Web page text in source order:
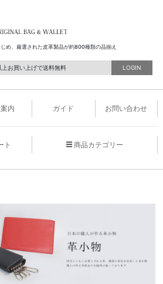
め、厳選された皮革製品が約800種類の品揃え
お買い上げで送料無料 LOGIN
内 ガイド お問い合わせ
ト 商品カテゴリー